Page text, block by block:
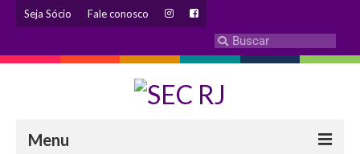
Seja Sócio Fale conosco
Menu